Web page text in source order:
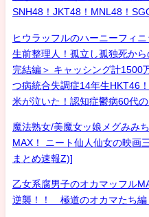
SNH48！JKT48！MNL48！
ヒウラッフルのハーニーフィ
生前整理人！孤立し孤独死か
完結編＞ キャッシング計1500
つ病統合失調症14年生HKT46
米が泣いた！認知症鬱病60代
魔法熟女/美魔女ッ娘メグみみ
MAX！ ニート仙人仙女の映画
まとめ速報Z)]
乙女系腐男子のオカマッフル
逆襲！！ 極道のオカマたち編